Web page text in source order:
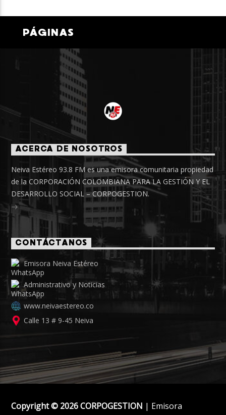
PÁGINAS
ACERCA DE NOSOTROS
Neiva Estéreo 93.8 FM es una emisora comunitaria propiedad
de la CORPORACIÓN COLOMBIANA PARA LA GESTIÓN Y EL
DESARROLLO SOCIAL – CORPOGESTION.
CONTÁCTANOS
Emisora Neiva Estéreo
Administrativo y Noticias
www.neivaestereo.co
Calle 13 # 9-45 Neiva
Copyright © 2026 CORPOGESTION | Emisora